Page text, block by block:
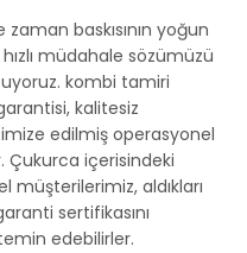
baskısının yoğun
müdahale sözümüzü
kombi tamiri
kalitesiz
edilmiş operasyonel
Çukurca içerisindeki
müşterilerimiz, aldıkları
sertifikasını
edebilirler.